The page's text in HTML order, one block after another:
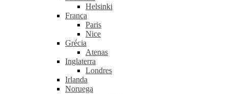
Helsinki
França
Paris
Nice
Grécia
Atenas
Inglaterra
Londres
Irlanda
Noruega